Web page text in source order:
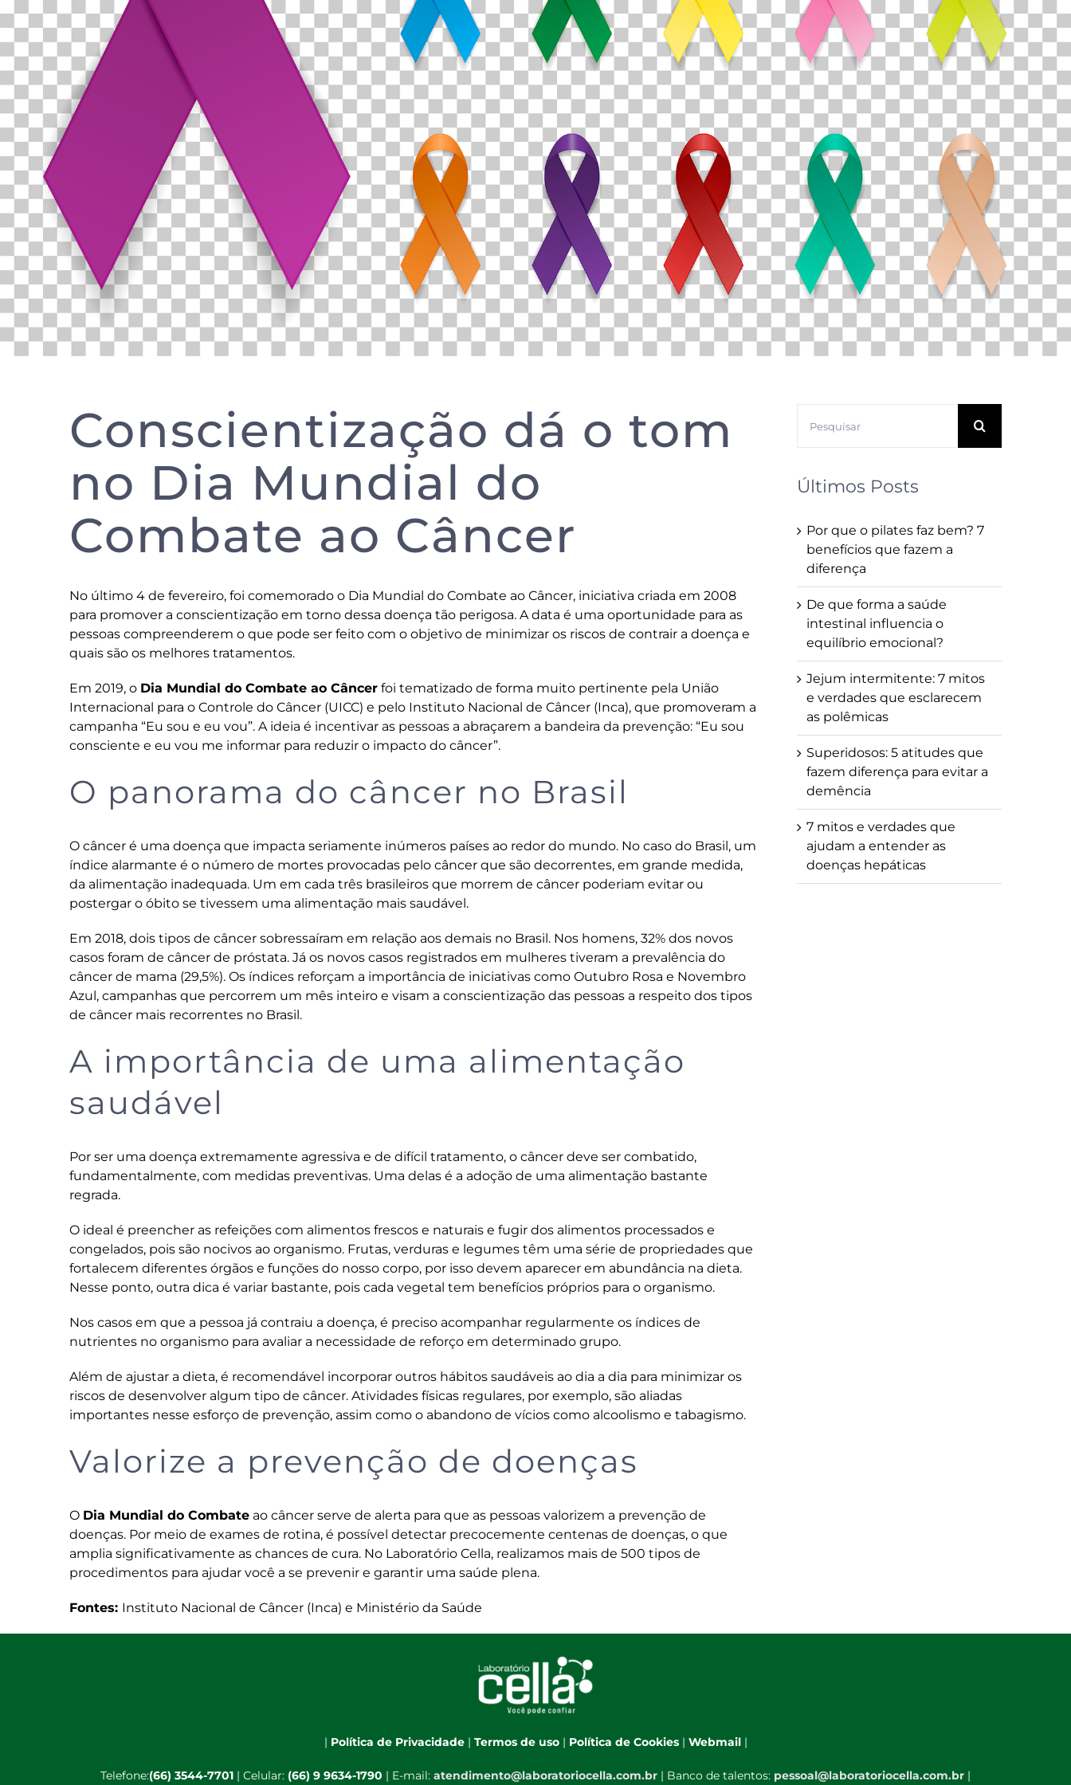
Conscientização dá o tom
no Dia Mundial do
Combate ao Câncer
No último 4 de fevereiro, foi comemorado o Dia Mundial do Combate ao Câncer, iniciativa criada em 2008
para promover a conscientização em torno dessa doença tão perigosa. A data é uma oportunidade para as
pessoas compreenderem o que pode ser feito com o objetivo de minimizar os riscos de contrair a doença e
quais são os melhores tratamentos.
Em 2019, o Dia Mundial do Combate ao Câncerfoi tematizado de forma muito pertinente pela União
Internacional para o Controle do Câncer (UICC) e pelo Instituto Nacional de Câncer (Inca), que promoveram a
campanha “Eu sou e eu vou”. A ideia é incentivar as pessoas a abraçarem a bandeira da prevenção: “Eu sou
consciente e eu vou me informar para reduzir o impacto do câncer”.
O panorama do câncer no Brasil
O câncer é uma doença que impacta seriamente inúmeros países ao redor do mundo. No caso do Brasil, um
índice alarmante é o número de mortes provocadas pelo câncer que são decorrentes, em grande medida,
da alimentação inadequada. Um em cada três brasileiros que morrem de câncer poderiam evitar ou
postergar o óbito se tivessem uma alimentação mais saudável.
Em 2018, dois tipos de câncer sobressaíram em relação aos demais no Brasil. Nos homens, 32% dos novos
casos foram de câncer de próstata. Já os novos casos registrados em mulheres tiveram a prevalência do
câncer de mama (29,5%). Os índices reforçam a importância de iniciativas como Outubro Rosa e Novembro
Azul , campanhas que percorrem um mês inteiro e visam a conscientização das pessoas a respeito dos tipos
de câncer mais recorrentes no Brasil.
A importância de uma alimentação
saudável
Por ser uma doença extremamente agressiva e de difícil tratamento, o câncer deve ser combatido,
fundamentalmente, com medidas preventivas. Uma delas é a adoção de uma alimentação bastante
regrada.
O ideal é preencher as refeições com alimentos frescos e naturais e fugir dos alimentos processados e
congelados, pois são nocivos ao organismo. Frutas, verduras e legumes têm uma série de propriedades que
fortalecem diferentes órgãos e funções do nosso corpo, por isso devem aparecer em abundância na dieta.
Nesse ponto, outra dica é variar bastante, pois cada vegetal tem benefícios próprios para o organismo.
Nos casos em que a pessoa já contraiu a doença, é preciso acompanhar regularmente os índices de
nutrientes no organismo para avaliar a necessidade de reforço em determinado grupo.
Além de ajustar a dieta, é recomendável incorporar outros hábitos saudáveis ao dia a dia para minimizar os
riscos de desenvolver algum tipo de câncer. Atividades físicas regulares, por exemplo, são aliadas
importantes nesse esforço de prevenção, assim como o abandono de vícios como alcoolismo e tabagismo.
Valorize a prevenção de doenças
O Dia Mundial do Combateao câncer serve de alerta para que as pessoas valorizem a prevenção de
doenças. Por meio de exames de rotina, é possível detectar precocemente centenas de doenças, o que
amplia significativamente as chances de cura. No Laboratório Cella, realizamos mais de 500 tipos de
procedimentos para ajudar você a se prevenir e garantir uma saúde plena.
Fontes: Instituto Nacional de Câncer (Inca) e Ministério da Saúde
resultados
Últimos Posts
Por que o pilates faz bem? 7
benefícios que fazem a
diferença
De que forma a saúde
intestinal influencia o
equilíbrio emocional?
Jejum intermitente: 7 mitos
e verdades que esclarecem
as polêmicas
Superidosos: 5 atitudes que
fazem diferença para evitar a
demência
7 mitos e verdades que
ajudam a entender as
doenças hepáticas
| Política de Privacidade | Termos de uso| Política de Cookies| Webmail|
Telefone:(66) 3544-7701 | Celular: (66) 9 9634-1790 | E-mail: atendimento@laboratoriocella.com.br | Banco de talentos: pessoal@laboratoriocella.com.br |